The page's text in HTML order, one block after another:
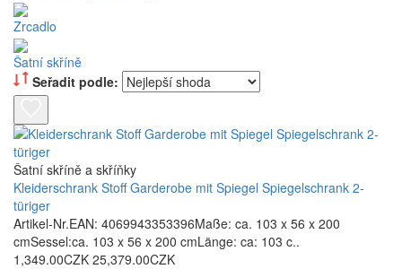
Zrcadlo
Šatní skříně
Seřadit podle:
Šatní skříně a skříňky
Kleiderschrank Stoff Garderobe mit Spiegel Spiegelschrank 2-
türiger
Artikel-Nr.EAN: 4069943353396Maße: ca. 103 x 56 x 200
cmSessel:ca. 103 x 56 x 200 cmLänge: ca: 103 c..
1,349.00CZK 25,379.00CZK